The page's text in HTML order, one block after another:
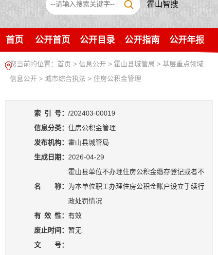
霍山智搜
首页 公开首页 公开目录 公开指南 公开年报
您当前的位置： 首页 > 信息公开 > 霍山县城管局 > 基层重点领域
信息公开 > 城市综合执法 > 住房公积金管理
索 引 号： /202403-00019
信息分类： 住房公积金管理
发布机构： 霍山县城管局
生成日期： 2026-04-29
名 称：
霍山县单位不办理住房公积金缴存登记或者不
为本单位职工办理住房公积金账户设立手续行
政处罚情况
有 效 性： 有效
废止时间： 暂无
文 号：